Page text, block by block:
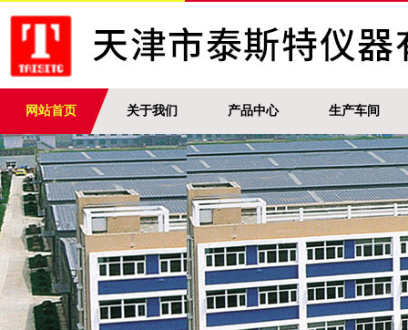
网站首页 关于我们 产品中心 生产车间